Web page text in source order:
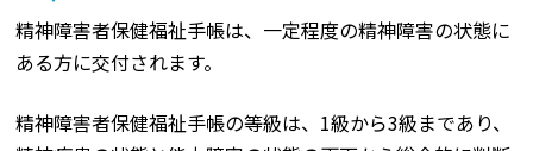
精神障害者保健福祉手帳は、一定程度の精神障害の状態に
ある方に交付されます。
精神障害者保健福祉手帳の等級は、1級から3級まであり、